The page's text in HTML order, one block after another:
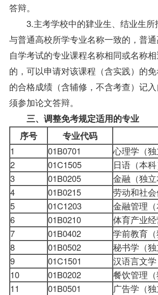
答辩。
3.主考学校中的肄业生、结业生所
与普通高校所学专业名称一致的，普
自学考试的专业课程名称相同或名称
的，可以申请对该课程（含实践）的
的合格成绩（含辅修，不含考查）记
须参加论文答辩。
三、调整免考规定适用的专业
序号
专业代码
1
01B0701
心理学（独
2
01C1505
日语（本科
3
01B0205
金融（独立
4
01B0215
劳动和社
5
01C1203
金融管理（
6
01B0210
体育产业
7
01B0402
学前教育（
8
01B0502
秘书学（独
9
01C1501
汉语言文学
10
01B0202
餐饮管理（
11
01B0501 广告学（独